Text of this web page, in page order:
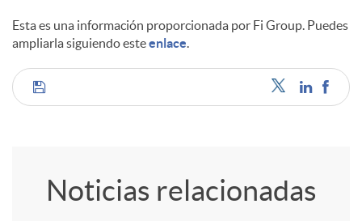
Esta es una información proporcionada por Fi Group. Puedes
ampliarla siguiendo esteenlace.
C
Noticias relacionadas